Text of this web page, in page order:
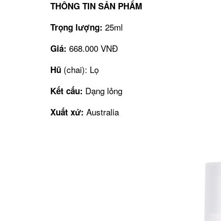
THÔNG TIN SẢN PHẨM
Trọng lượng: 25ml
Giá: 668.000 VNĐ
Hũ (chai): Lọ
Kết cấu: Dạng lỏng
Xuất xứ: Australia